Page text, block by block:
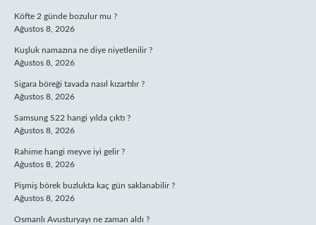
Köfte 2 günde bozulur mu ?
Ağustos 8, 2026
Kuşluk namazına ne diye niyetlenilir ?
Ağustos 8, 2026
Sigara böreği tavada nasıl kızartılır ?
Ağustos 8, 2026
Samsung S22 hangi yılda çıktı ?
Ağustos 8, 2026
Rahime hangi meyve iyi gelir ?
Ağustos 8, 2026
Pişmiş börek buzlukta kaç gün saklanabilir ?
Ağustos 8, 2026
Osmanlı Avusturyayı ne zaman aldı ?